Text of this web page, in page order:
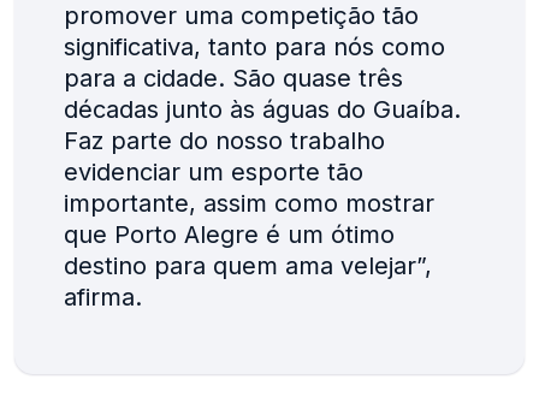
promover uma competição tão
significativa, tanto para nós como
para a cidade. São quase três
décadas junto às águas do Guaíba.
Faz parte do nosso trabalho
evidenciar um esporte tão
importante, assim como mostrar
que Porto Alegre é um ótimo
destino para quem ama velejar”,
afirma.